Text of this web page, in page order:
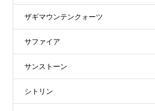
ザギマウンテンクォーツ
サファイア
サンストーン
シトリン